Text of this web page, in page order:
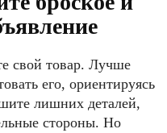
свой товар. Лучше
его, ориентируясь
лишних деталей,
стороны. Но